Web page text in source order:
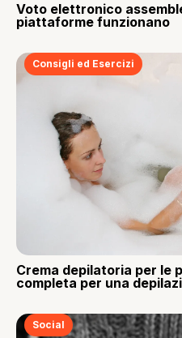
Voto elettronico
piattaforme funzionano
Consigli ed Esercizi
Crema depilatoria per le
completa per una
Social